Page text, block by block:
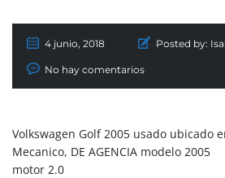
4 junio, 2018 Posted by:
No hay comentarios
Volkswagen Golf 2005 usado ubicado
Mecanico, DE AGENCIA modelo 2005
motor 2.0